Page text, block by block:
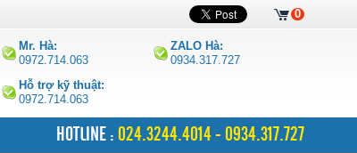
Mr. Hà:
0972.714.063
ZALO Hà:
0934.317.727
Hỗ trợ kỹ thuật:
0972.714.063
HOTLINE : 024.3244.4014 - 0934.317.727
0